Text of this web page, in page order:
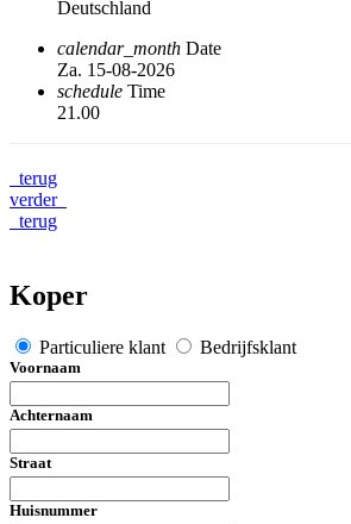
Deutschland
calendar_month Date
Za. 15-08-2026
schedule Time
21.00
terug
verder
terug
Koper
Particuliere klant Bedrijfsklant
Voornaam
Achternaam
Straat
Huisnummer